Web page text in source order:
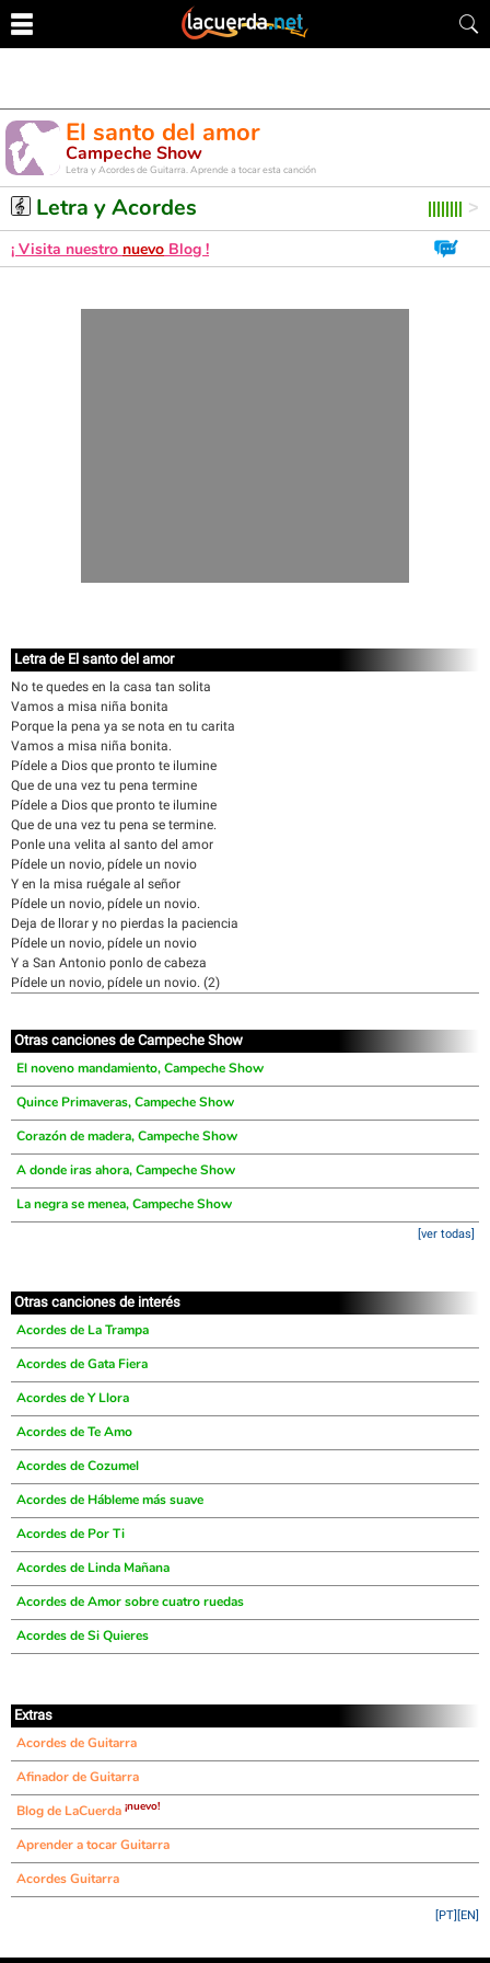
El santo del amor
Campeche Show
Letra y Acordes de Guitarra. Aprende a tocar esta canción
Letra y Acordes
¡ Visita nuestro nuevo Blog !
Letra de El santo del amor
No te quedes en la casa tan solita
Vamos a misa niña bonita
Porque la pena ya se nota en tu carita
Vamos a misa niña bonita.
Pídele a Dios que pronto te ilumine
Que de una vez tu pena termine
Pídele a Dios que pronto te ilumine
Que de una vez tu pena se termine.
Ponle una velita al santo del amor
Pídele un novio, pídele un novio
Y en la misa ruégale al señor
Pídele un novio, pídele un novio.
Deja de llorar y no pierdas la paciencia
Pídele un novio, pídele un novio
Y a San Antonio ponlo de cabeza
Pídele un novio, pídele un novio. (2)
Otras canciones de Campeche Show
El noveno mandamiento, Campeche Show
Quince Primaveras, Campeche Show
Corazón de madera, Campeche Show
A donde iras ahora, Campeche Show
La negra se menea, Campeche Show
[ver todas]
Otras canciones de interés
Acordes de La Trampa
Acordes de Gata Fiera
Acordes de Y Llora
Acordes de Te Amo
Acordes de Cozumel
Acordes de Hábleme más suave
Acordes de Por Ti
Acordes de Linda Mañana
Acordes de Amor sobre cuatro ruedas
Acordes de Si Quieres
Extras
Acordes de Guitarra
Afinador de Guitarra
Blog de LaCuerda ¡nuevo!
Aprender a tocar Guitarra
Acordes Guitarra
[EN]
[PT]